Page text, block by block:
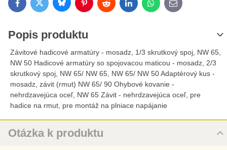
FacebookTwitterBlueskyPinterestRedditLinkedInWhatsApp
E-mail
Popis produktu
Závitové hadicové armatúry - mosadz, 1/3 skrutkový spoj, NW 65,
NW 50 Hadicové armatúry so spojovacou maticou - mosadz, 2/3
skrutkový spoj, NW 65/ NW 65, NW 65/ NW 50 Adaptérový kus -
mosadz, závit (rmut) NW 65/ 90 Ohybové kovanie -
nehrdzavejúca oceľ, NW 65 Závit - nehrdzavejúca oceľ, pre
hadice na rmut, pre montáž na plniace napájanie
Otázka k produktu